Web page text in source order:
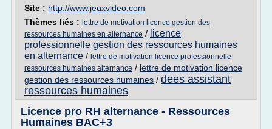
Site : http://www.jeuxvideo.com
Thèmes liés : lettre de motivation licence gestion des
ressources humaines en alternance / licence
professionnelle gestion des ressources humaines
en alternance / lettre de motivation licence professionnelle
ressources humaines alternance / lettre de motivation licence
gestion des ressources humaines / dees assistant
ressources humaines
Licence pro RH alternance - Ressources
Humaines BAC+3